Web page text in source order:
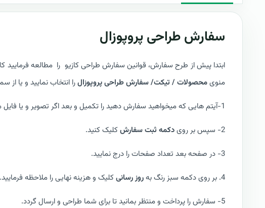
سفارش طراحی پروپوزال
ابتدا پیش از طرح سفارش، قوانین سفارش طراحی کازیو را مطالعه فرمایید
منویمحصولات / تیکت/ سفارش طراحی پروپوزالرا انتخاب نمایید و یا
1-آیتم هایی که میخواهید سفارش دهید را تکمیل و بعد اگر تصویر و یا فایل متنی هم داشتید می توانید آپلود کنید.
2- سپس بر روی دکمه ثبت سفارشکلیک کنید.
3- در صفحه بعد تعداد صفحات را درج نمایید.
4. بر روی دکمه سبز رنگ به روز رسانیکلیک و هزینه نهایی را ملاحظه فرمایید.
5- سفارش را پرداخت و منتظر بمانید تا برای شما طراحی و ارسال گردد.